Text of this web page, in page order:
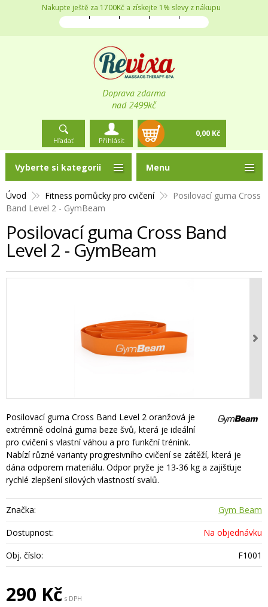
Doprava zdarma
nad 2499kč
Nakupte ještě za 1700Kč a získejte 1% slevy z nákupu
Hľadať Přihlásit
0,00 Kč
Úvod Fitness pomůcky pro cvičení
Posilovací guma Cross
Band Level 2 - GymBeam
Posilovací guma Cross Band
Level 2 - GymBeam
Posilovací guma Cross Band Level 2 oranžová je
extrémně odolná guma beze švů, která je ideální
pro cvičení s vlastní váhou a pro funkční trénink.
Nabízí různé varianty progresivního cvičení se zátěží, která je
dána odporem materiálu. Odpor pryže je 13-36 kg a zajišťuje
rychlé zlepšení silových vlastností svalů.
Značka:
Gym Beam
Dostupnost:
Na objednávku
Obj. číslo:
F1001
290 Kč s DPH
Vyberte si kategorii Menu